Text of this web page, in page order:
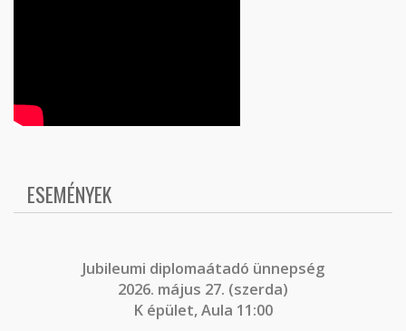
ESEMÉNYEK
Jubileumi diplomaátadó ünnepség
2026. május 27. (szerda)
K épület, Aula 11:00